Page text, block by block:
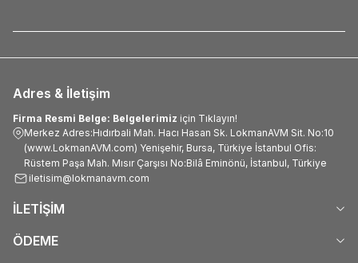
Adres & İletişim
Firma Resmi Belge: Belgelerimiz için Tıklayın!
Merkez Adres:Hıdırbali Mah. Hacı Hasan Sk. LokmanAVM Sit. No:10
(www.LokmanAVM.com) Yenişehir, Bursa, Türkiye İstanbul Ofis:
Rüstem Paşa Mah. Mısır Çarşısı No:Bilâ Eminönü, İstanbul, Türkiye
iletisim@lokmanavm.com
İLETİŞİM
ÖDEME